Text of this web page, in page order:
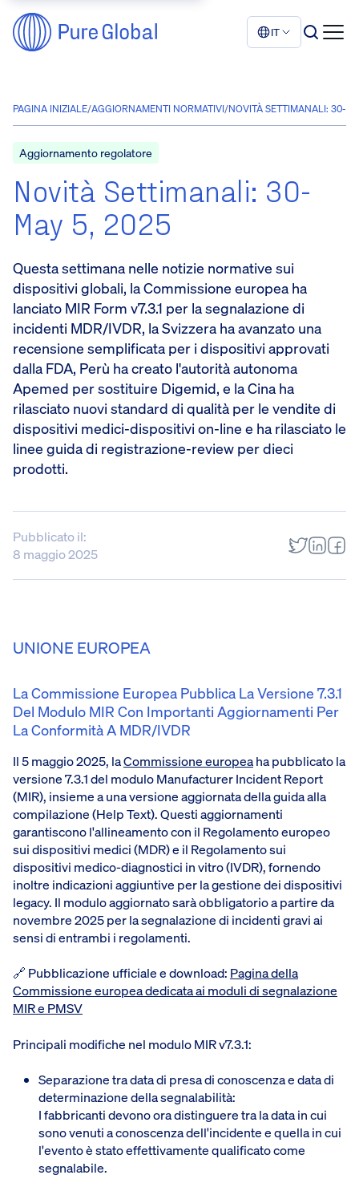
IT
PAGINA INIZIALE/AGGIORNAMENTI NORMATIVI/NOVITÀ SETTIMANALI: 30-
Aggiornamento regolatore
Novità Settimanali: 30-
May 5, 2025
Questa settimana nelle notizie normative sui
dispositivi globali, la Commissione europea ha
lanciato MIR Form v7.3.1 per la segnalazione di
incidenti MDR/IVDR, la Svizzera ha avanzato una
recensione semplificata per i dispositivi approvati
dalla FDA, Perù ha creato l'autorità autonoma
Apemed per sostituire Digemid, e la Cina ha
rilasciato nuovi standard di qualità per le vendite di
dispositivi medici-dispositivi on-line e ha rilasciato le
linee guida di registrazione-review per dieci
prodotti.
Pubblicato il:
8 maggio 2025
UNIONE EUROPEA
La Commissione Europea Pubblica La Versione 7.3.1
Del Modulo MIR Con Importanti Aggiornamenti Per
La Conformità A MDR/IVDR
Il 5 maggio 2025, laCommissione europeaha pubblicato la
versione 7.3.1 del modulo Manufacturer Incident Report
(MIR), insieme a una versione aggiornata della guida alla
compilazione (Help Text). Questi aggiornamenti
garantiscono l'allineamento con il Regolamento europeo
sui dispositivi medici (MDR) e il Regolamento sui
dispositivi medico-diagnostici in vitro (IVDR), fornendo
inoltre indicazioni aggiuntive per la gestione dei dispositivi
legacy. Il modulo aggiornato sarà obbligatorio a partire da
novembre 2025 per la segnalazione di incidenti gravi ai
sensi di entrambi i regolamenti.
🔗 Pubblicazione ufficiale e download: Pagina della
Commissione europea dedicata ai moduli di segnalazione
MIR e PMSV
Principali modifiche nel modulo MIR v7.3.1:
Separazione tra data di presa di conoscenza e data di
determinazione della segnalabilità:
I fabbricanti devono ora distinguere tra la data in cui
sono venuti a conoscenza dell'incidente e quella in cui
l'evento è stato effettivamente qualificato come
segnalabile.